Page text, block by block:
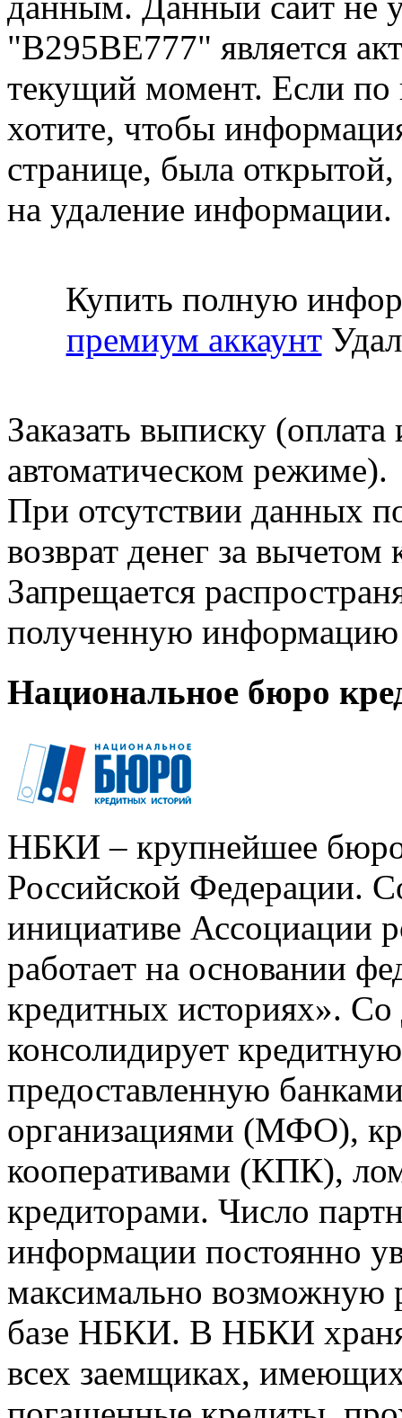
"В295ВЕ777" является
текущий момент. Если
хотите, чтобы
странице, была открытой,
на удаление информации.
Купить полную
премиум аккаунт
Заказать выписку
автоматическом режиме).
При отсутствии данных
возврат денег за
Запрещается
полученную информацию
Национальное бюро
НБКИ – крупнейшее
Российской Федерации.
инициативе Ассоциации
работает на основании
кредитных историях».
консолидирует
предоставленную
организациями (МФО),
кооперативами (КПК),
кредиторами. Число
информации постоянно
максимально возможную
базе НБКИ. В НБКИ
всех заемщиках,